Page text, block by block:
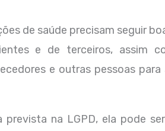
de saúde precisam seguir
e de terceiros, assim
e outras pessoas para
na LGPD, ela pode